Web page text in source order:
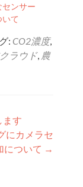
センサー
て
: CO2濃度,
ラウド, 農
ます
にカメラセ
について →